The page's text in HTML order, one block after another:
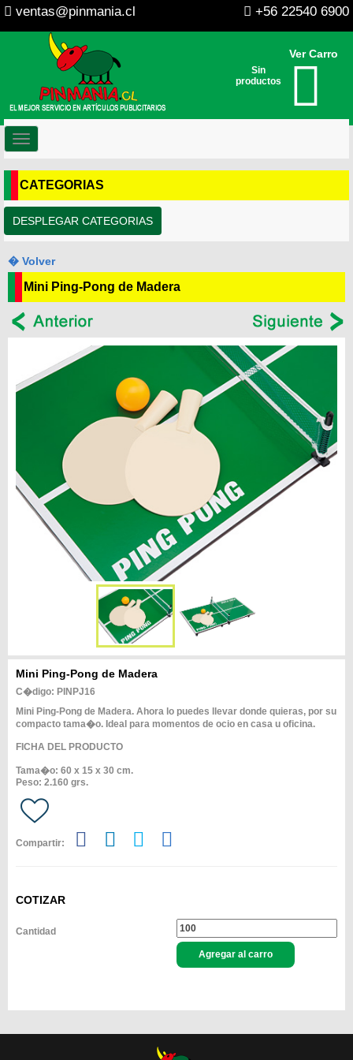
ventas@pinmania.cl +56 22540 6900
Ver Carro
Sin
productos
Toggle
navigation
CATEGORIAS
DESPLEGAR CATEGORIAS
� Volver
Mini Ping-Pong de Madera
Mini Ping-Pong de Madera
C�digo: PINPJ16
Mini Ping-Pong de Madera. Ahora lo puedes llevar donde quieras, por su
compacto tama�o. Ideal para momentos de ocio en casa u oficina.
FICHA DEL PRODUCTO
Tama�o: 60 x 15 x 30 cm.
Peso: 2.160 grs.
Compartir:
COTIZAR
Cantidad
Agregar al carro